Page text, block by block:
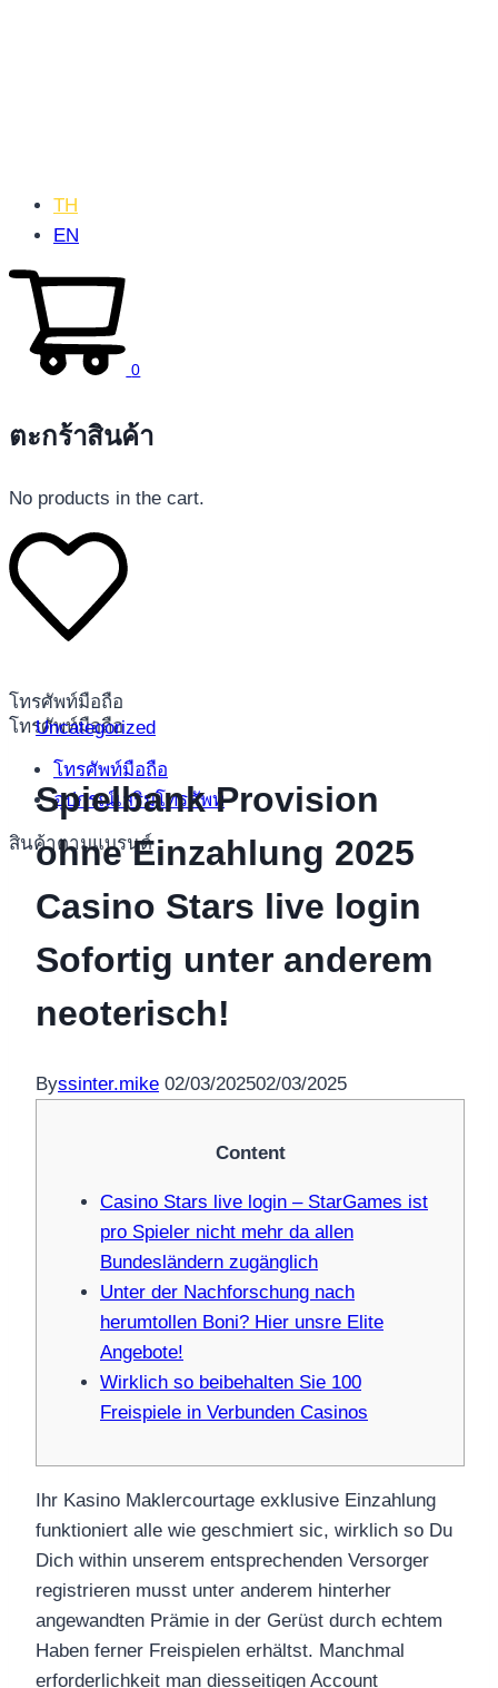
โทรศัพท์มือถือ
โทรศัพท์มือถือ
โทรศัพท์มือถือ
อุปกรณ์เสริมโทรศัพท์
สินค้าตามแบรนด์
TH
EN
0
ตะกร้าสินค้า
No products in the cart.
Uncategorized
Spielbank Provision
ohne Einzahlung 2025
Casino Stars live login
Sofortig unter anderem
neoterisch!
Byssinter.mike 02/03/202502/03/2025
Content
Casino Stars live login – StarGames ist
pro Spieler nicht mehr da allen
Bundesländern zugänglich
Unter der Nachforschung nach
herumtollen Boni? Hier unsre Elite
Angebote!
Wirklich so beibehalten Sie 100
Freispiele in Verbunden Casinos
Ihr Kasino Maklercourtage exklusive Einzahlung
funktioniert alle wie geschmiert sic, wirklich so Du
Dich within unserem entsprechenden Versorger
registrieren musst unter anderem hinterher
angewandten Prämie in der Gerüst durch echtem
Haben ferner Freispielen erhältst. Manchmal
erforderlichkeit man diesseitigen Account